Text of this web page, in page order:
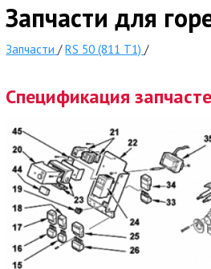
Запчасти для
Запчасти /RS 50 (811 T1) /
Спецификация